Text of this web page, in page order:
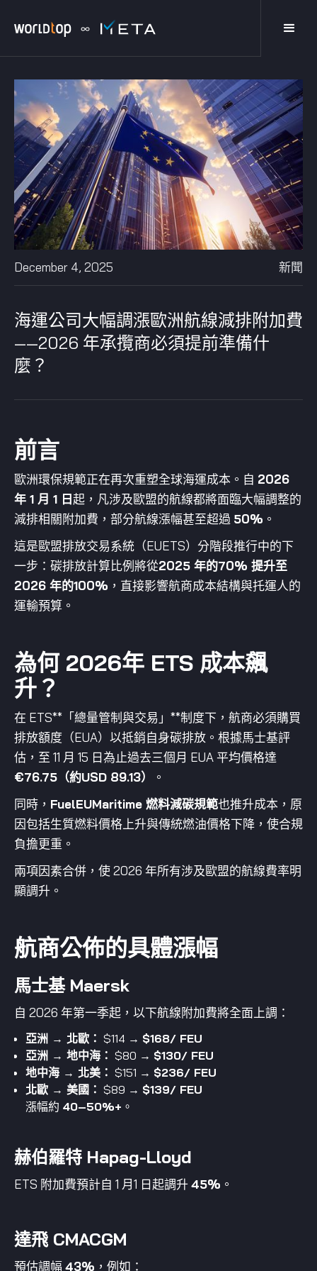
December 4, 2025 新聞
海運公司大幅調漲歐洲航線減排附加費
——2026 年承攬商必須提前準備什
麼？
前言
歐洲環保規範正在再次重塑全球海運成本。自 2026
年 1 月 1 日起，凡涉及歐盟的航線都將面臨大幅調整的
減排相關附加費，部分航線漲幅甚至超過 50% 。
這是歐盟排放交易系統（EUETS）分階段推行中的下
一步：碳排放計算比例將從2025 年的70% 提升至
2026 年的100% ，直接影響航商成本結構與托運人的
運輸預算。
為何 2026年 ETS 成本飆
升？
在 ETS**「總量管制與交易」**制度下，航商必須購買
排放額度（EUA）以抵銷自身碳排放。根據馬士基評
估，至 11 月 15 日為止過去三個月 EUA 平均價格達
€76.75（約USD 89.13）
。
同時， FuelEUMaritime 燃料減碳規範也推升成本，原
因包括生質燃料價格上升與傳統燃油價格下降，使合規
負擔更重。
兩項因素合併，使 2026 年所有涉及歐盟的航線費率明
顯調升。
航商公佈的具體漲幅
馬士基 Maersk
自 2026 年第一季起，以下航線附加費將全面上調：
亞洲 → 北歐： $114 → $168/ FEU
亞洲 → 地中海： $80 → $130/ FEU
地中海 → 北美： $151 → $236/ FEU
北歐 → 美國： $89 → $139/ FEU
漲幅約 40–50%+ 。
赫伯羅特 Hapag-Lloyd
ETS 附加費預計自 1 月1 日起調升45% 。
達飛 CMACGM
預估調幅43% ，例如：